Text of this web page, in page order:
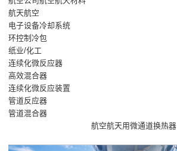
航天航空
电子设备冷却系统
环控制冷包
纸业/化工
连续化微反应器
高效混合器
连续化微反应装置
管道反应器
管道混合器
航空航天用微通道换热器